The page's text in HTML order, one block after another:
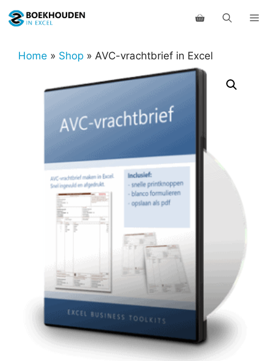
naar
inhoudHome » Shop » AVC-vrachtbrief in Excel